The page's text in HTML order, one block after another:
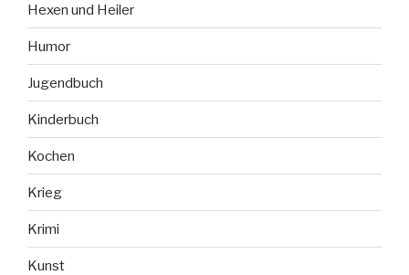
Hexen und Heiler
Humor
Jugendbuch
Kinderbuch
Kochen
Krieg
Krimi
Kunst